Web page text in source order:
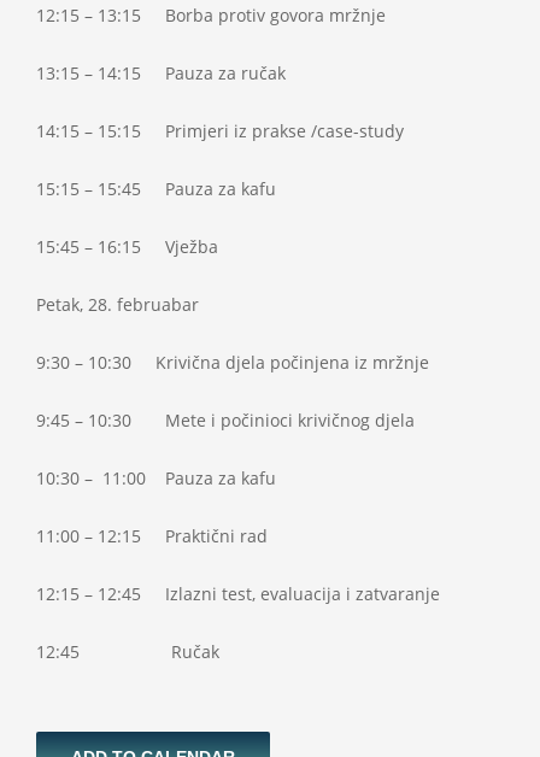
12:15 – 13:15 Borba protiv govora mržnje
13:15 – 14:15 Pauza za ručak
14:15 – 15:15 Primjeri iz prakse /case-study
15:15 – 15:45 Pauza za kafu
15:45 – 16:15 Vježba
Petak, 28. februabar
9:30 – 10:30 Krivična djela počinjena iz mržnje
9:45 – 10:30 Mete i počinioci krivičnog djela
10:30 – 11:00 Pauza za kafu
11:00 – 12:15 Praktični rad
12:15 – 12:45 Izlazni test, evaluacija i zatvaranje
12:45 Ručak